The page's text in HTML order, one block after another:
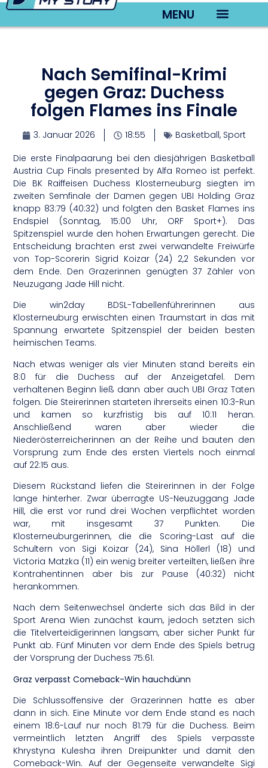
MENU
Nach Semifinal-Krimi
gegen Graz: Duchess
folgen Flames ins Finale
3. Januar 2026 18:55 Basketball, Sport
Die erste Finalpaarung bei den diesjährigen Basketball
Austria Cup Finals presented by Alfa Romeo ist perfekt.
Die BK Raiffeisen Duchess Klosterneuburg siegten im
zweiten Semfinale der Damen gegen UBI Holding Graz
knapp 83:79 (40:32) und folgten den Basket Flames ins
Endspiel (Sonntag, 15:00 Uhr, ORF Sport+). Das
Spitzenspiel wurde den hohen Erwartungen gerecht. Die
Entscheidung brachten erst zwei verwandelte Freiwürfe
von Top-Scorerin Sigrid Koizar (24) 2,2 Sekunden vor
dem Ende. Den Grazerinnen genügten 37 Zähler von
Neuzugang Jade Hill nicht.
Die win2day BDSL-Tabellenführerinnen aus
Klosterneuburg erwischten einen Traumstart in das mit
Spannung erwartete Spitzenspiel der beiden besten
heimischen Teams.
Nach etwas weniger als vier Minuten stand bereits ein
8:0 für die Duchess auf der Anzeigetafel. Dem
verhaltenen Beginn ließ dann aber auch UBI Graz Taten
folgen. Die Steirerinnen starteten ihrerseits einen 10:3-Run
und kamen so kurzfristig bis auf 10:11 heran.
Anschließend waren aber wieder die
Niederösterreicherinnen an der Reihe und bauten den
Vorsprung zum Ende des ersten Viertels noch einmal
auf 22:15 aus.
Diesem Rückstand liefen die Steirerinnen in der Folge
lange hinterher. Zwar überragte US-Neuzuggang Jade
Hill, die erst vor rund drei Wochen verpflichtet worden
war, mit insgesamt 37 Punkten. Die
Klosterneuburgerinnen, die die Scoring-Last auf die
Schultern von Sigi Koizar (24), Sina Höllerl (18) und
Victoria Matzka (11) ein wenig breiter verteilten, ließen ihre
Kontrahentinnen aber bis zur Pause (40:32) nicht
herankommen.
Nach dem Seitenwechsel änderte sich das Bild in der
Sport Arena Wien zunächst kaum, jedoch setzten sich
die Titelverteidigerinnen langsam, aber sicher Punkt für
Punkt ab. Fünf Minuten vor dem Ende des Spiels betrug
der Vorsprung der Duchess 75:61.
Graz verpasst Comeback-Win hauchdünn
Die Schlussoffensive der Grazerinnen hatte es aber
dann in sich. Eine Minute vor dem Ende stand es nach
einem 18:6-Lauf nur noch 81:79 für die Duchess. Beim
vermeintlich letzten Angriff des Spiels verpasste
Khrystyna Kulesha ihren Dreipunkter und damit den
Comeback-Win. Auf der Gegenseite verwandelte Sigi